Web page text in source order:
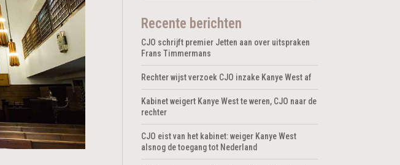
Recente berichten
CJO schrijft premier Jetten aan over uitspraken
Frans Timmermans
Rechter wijst verzoek CJO inzake Kanye West af
Kabinet weigert Kanye West te weren, CJO naar de
rechter
CJO eist van het kabinet: weiger Kanye West
alsnog de toegang tot Nederland